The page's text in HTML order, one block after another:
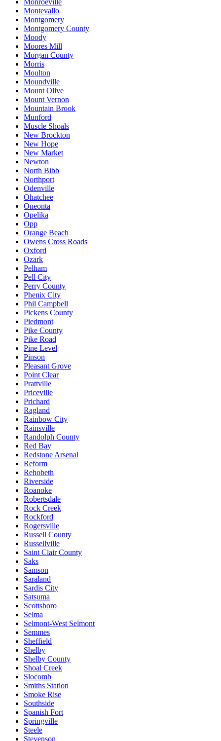
Montevallo
Montgomery
Montgomery County
Moody
Moores Mill
Morgan County
Morris
Moulton
Moundville
Mount Olive
Mount Vernon
Mountain Brook
Munford
Muscle Shoals
New Brockton
New Hope
New Market
Newton
North Bibb
Northport
Odenville
Ohatchee
Oneonta
Opelika
Opp
Orange Beach
Owens Cross Roads
Oxford
Ozark
Pelham
Pell City
Perry County
Phenix City
Phil Campbell
Pickens County
Piedmont
Pike County
Pike Road
Pine Level
Pinson
Pleasant Grove
Point Clear
Prattville
Priceville
Prichard
Ragland
Rainbow City
Rainsville
Randolph County
Red Bay
Redstone Arsenal
Reform
Rehobeth
Riverside
Roanoke
Robertsdale
Rock Creek
Rockford
Rogersville
Russell County
Russellville
Saint Clair County
Saks
Samson
Saraland
Sardis City
Satsuma
Scottsboro
Selma
Selmont-West Selmont
Semmes
Sheffield
Shelby
Shelby County
Shoal Creek
Slocomb
Smiths Station
Smoke Rise
Southside
Spanish Fort
Springville
Steele
Stevenson